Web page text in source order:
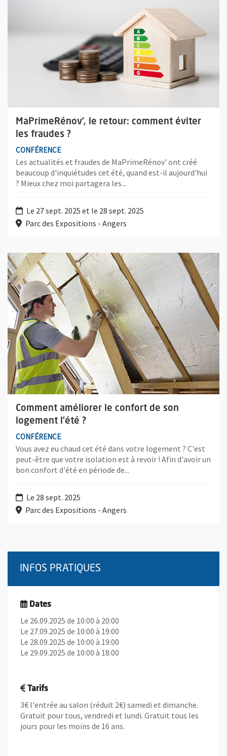
MaPrimeRénov’, le retour: comment éviter
les fraudes ?
CONFÉRENCE
Les actualités et fraudes de MaPrimeRénov' ont créé
beaucoup d'inquiétudes cet été, quand est-il aujourd'hui
? Mieux chez moi partagera les...
Le 27 sept. 2025 et le 28 sept. 2025
Parc des Expositions - Angers
Comment améliorer le confort de son
logement l’été ?
CONFÉRENCE
Vous avez eu chaud cet été dans votre logement ? C'est
peut-être que votre isolation est à revoir ! Afin d'avoir un
bon confort d'été en période de...
Le 28 sept. 2025
Parc des Expositions - Angers
Plus d'information sur l'évènement : Comment améliorer le
INFOS PRATIQUES
Dates
Le 26.09.2025 de 10:00 à 20:00
Le 27.09.2025 de 10:00 à 19:00
Le 28.09.2025 de 10:00 à 19:00
Le 29.09.2025 de 10:00 à 18:00
Tarifs
3€ l'entrée au salon (réduit 2€) samedi et dimanche.
Gratuit pour tous, vendredi et lundi. Gratuit tous les
jours pour les moins de 16 ans.